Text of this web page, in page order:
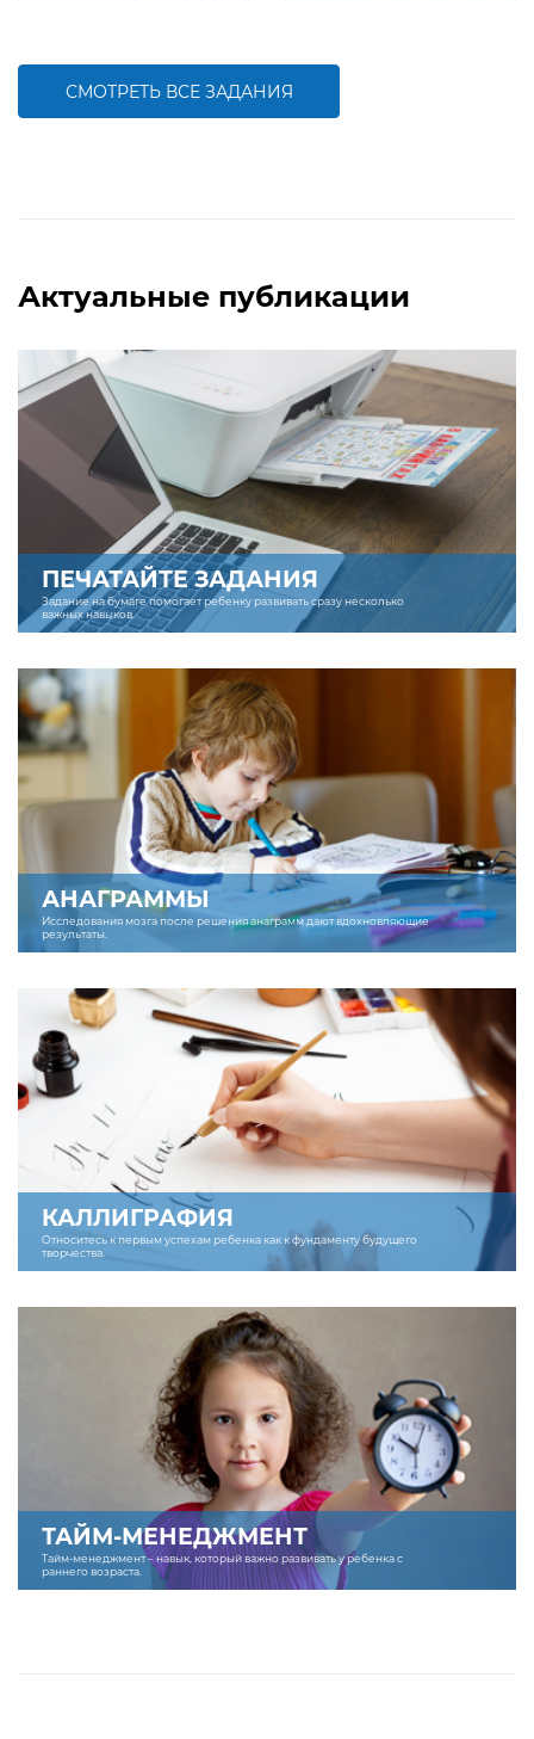
чтения и последовательного счета
СМОТРЕТЬ ВСЕ ЗАДАНИЯ
Актуальные публикации
ПЕЧАТАЙТЕ ЗАДАНИЯ
Задание на бумаге помогает ребенку развивать сразу несколько
важных навыков.
АНАГРАММЫ
Исследования мозга после решения анаграмм дают вдохновляющие
результаты.
КАЛЛИГРАФИЯ
Относитесь к первым успехам ребенка как к фундаменту будущего
творчества.
ТАЙМ-МЕНЕДЖМЕНТ
Тайм-менеджмент – навык, который важно развивать у ребенка с
раннего возраста.